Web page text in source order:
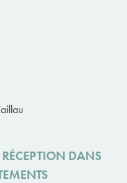
RÉCEPTION DANS